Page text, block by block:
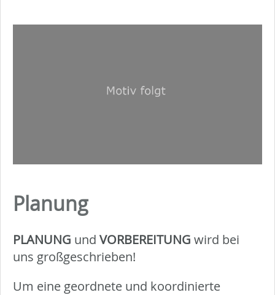
Planung
PLANUNG und VORBEREITUNG wird bei
uns großgeschrieben!
Um eine geordnete und koordinierte